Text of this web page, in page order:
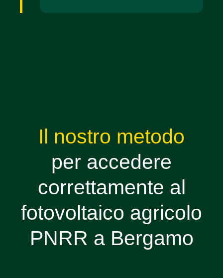
Il nostro metodo
per accedere
correttamente al
fotovoltaico agricolo
PNRR a Bergamo